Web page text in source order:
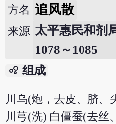
方名 追风散
来源 太平惠民和剂
1078～1085
bubble_chart 组成
川乌(炮，去皮、脐、
川芎(洗) 白僵蚕(去丝